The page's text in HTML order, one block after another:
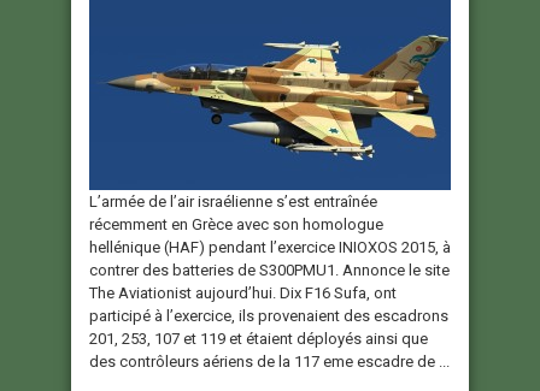
L’armée de l’air israélienne s’est entraînée
récemment en Grèce avec son homologue
hellénique (HAF) pendant l’exercice INIOXOS 2015, à
contrer des batteries de S300PMU1. Annonce le site
The Aviationist aujourd’hui. Dix F16 Sufa, ont
participé à l’exercice, ils provenaient des escadrons
201, 253, 107 et 119 et étaient déployés ainsi que
des contrôleurs aériens de la 117 eme escadre de ...